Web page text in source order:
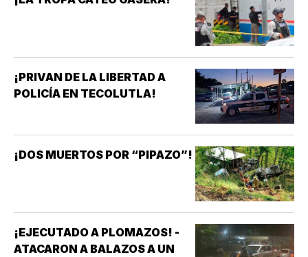
¡PRIVAN DE LA LIBERTAD A
POLICÍA EN TECOLUTLA!
¡DOS MUERTOS POR “PIPAZO”!
¡EJECUTADO A PLOMAZOS! -
ATACARON A BALAZOS A UN